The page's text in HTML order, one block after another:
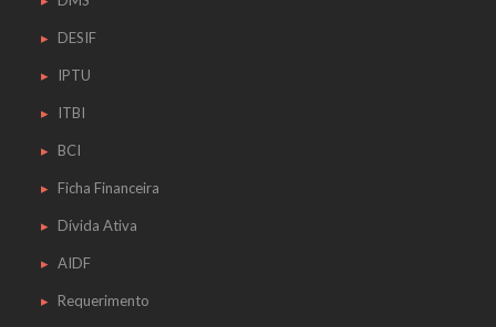
DESIF
IPTU
ITBI
BCI
Ficha Financeira
Dívida Ativa
AIDF
Requerimento